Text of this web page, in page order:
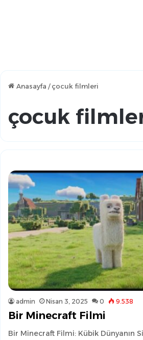
Anasayfa / çocuk filmleri
çocuk
admin Nisan 3, 2025 0 9.538
Bir Minecraft Filmi
Bir Minecraft Filmi: Kübik Dünyanın